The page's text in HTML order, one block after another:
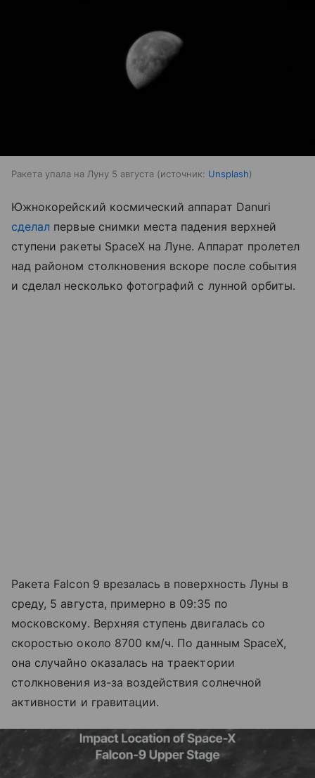
Ракета упала на Луну 5 августа источник: Unsplash
Южнокорейский космический аппарат Danuri
сделал первые снимки места падения верхней
ступени ракеты SpaceX на Луне. Аппарат пролетел
над районом столкновения вскоре после события
и сделал несколько фотографий с лунной орбиты.
Ракета Falcon 9 врезалась в поверхность Луны в
среду, 5 августа, примерно в 09:35 по
московскому. Верхняя ступень двигалась со
скоростью около 8700 км/ч. По данным SpaceX,
она случайно оказалась на траектории
столкновения из-за воздействия солнечной
активности и гравитации.